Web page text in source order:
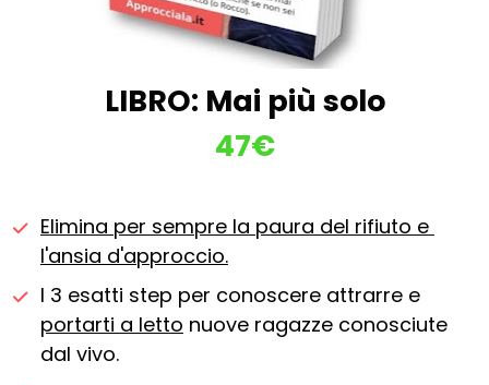
LIBRO: Mai più solo
47€
Elimina per sempre la paura del rifiuto e
l'ansia d'approccio.
I 3 esatti step per conoscere attrarre e
portarti a letto nuove ragazze conosciute
dal vivo.